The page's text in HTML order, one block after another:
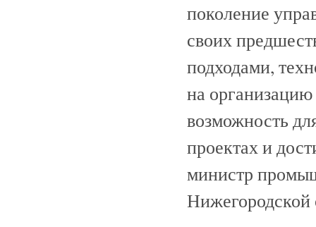
поколение
своих
подходами,
на
возможность
проектах и
министр
Нижегородской